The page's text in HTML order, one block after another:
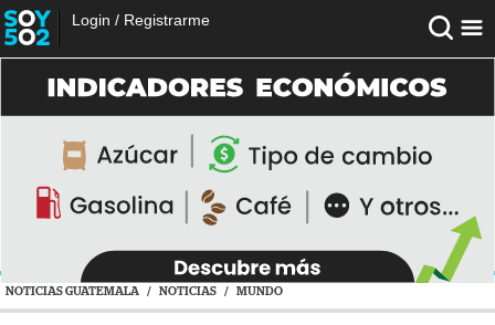
Login / Registrarme
NOTICIAS GUATEMALA / NOTICIAS / MUNDO